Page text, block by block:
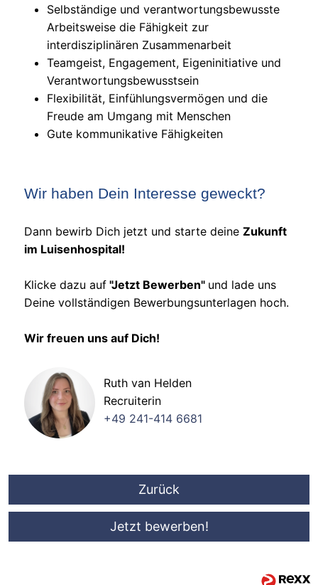
Selbständige und verantwortungsbewusste
Arbeitsweise die Fähigkeit zur
interdisziplinären Zusammenarbeit
Teamgeist, Engagement, Eigeninitiative und
Verantwortungsbewusstsein
Flexibilität, Einfühlungsvermögen und die
Freude am Umgang mit Menschen
Gute kommunikative Fähigkeiten
Wir haben Dein Interesse geweckt?
Dann bewirb Dich jetzt und starte deine Zukunft
im Luisenhospital!
Klicke dazu auf "Jetzt Bewerben" und lade uns
Deine vollständigen Bewerbungsunterlagen hoch.
Wir freuen uns auf Dich!
Ruth van Helden
Recruiterin
+49 241-414 6681
Zurück
Jetzt bewerben!